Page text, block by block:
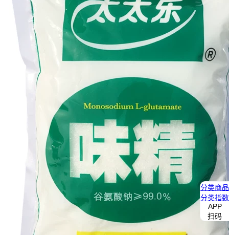
分类商品
分类指数
APP
扫码